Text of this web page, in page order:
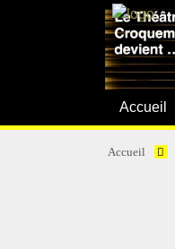
Accueil
Accueil